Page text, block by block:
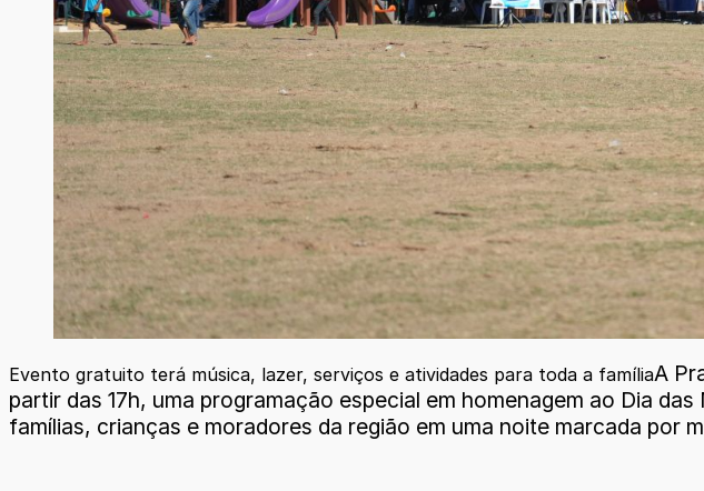
Evento gratuito terá música, lazer, serviços e atividades para toda a famíliaA
partir das 17h, uma programação especial em homenagem ao Dia
famílias, crianças e moradores da região em uma noite marcada